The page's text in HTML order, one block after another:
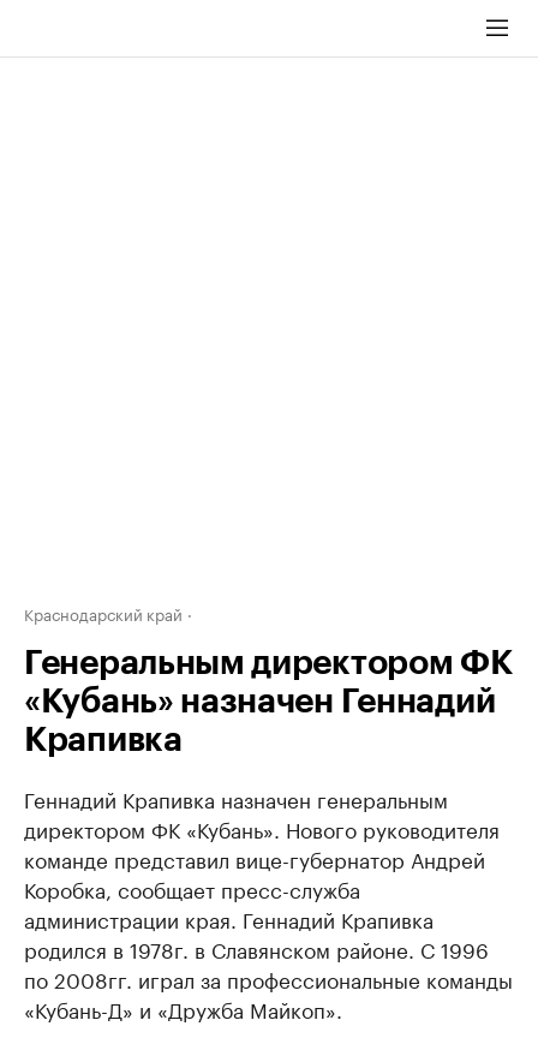
Краснодарский край
Генеральным директором ФК
«Кубань» назначен Геннадий
Крапивка
Геннадий Крапивка назначен генеральным
директором ФК «Кубань». Нового руководителя
команде представил вице-губернатор Андрей
Коробка, сообщает пресс-служба
администрации края. Геннадий Крапивка
родился в 1978г. в Славянском районе. С 1996
по 2008гг. играл за профессиональные команды
«Кубань-Д» и «Дружба Майкоп».